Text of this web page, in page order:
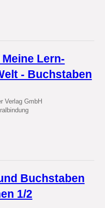
Lern-
- Buchstaben
Verlag GmbH
Buchstaben
1/2